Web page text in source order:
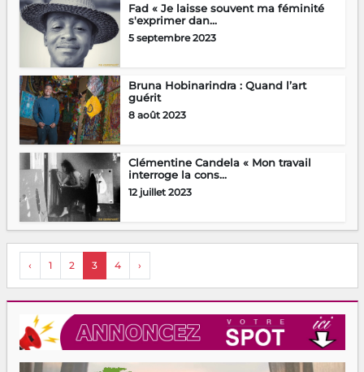
Fad « Je laisse souvent ma féminité
s'exprimer dan...
5 septembre 2023
Bruna Hobinarindra : Quand l’art
guérit
8 août 2023
Clémentine Candela « Mon travail
interroge la cons...
12 juillet 2023
‹ 1 2 3 4 ›